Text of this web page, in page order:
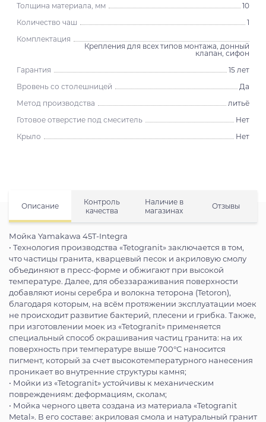
Толщина материала, мм
10
Количество чаш
1
Комплектация
Крепления для всех типов монтажа, донный
клапан, сифон
Гарантия
15 лет
Вровень со столешницей
Да
Метод производства
литьё
Готовое отверстие под смеситель
Нет
Крыло
Нет
Описание
Контроль
качества
Наличие в
магазинах
Отзывы
Мойка Yamakawa 45T-Integra
• Технология производства «Tetogranit» заключается в том,
что частицы гранита, кварцевый песок и акриловую смолу
объединяют в пресс-форме и обжигают при высокой
температуре. Далее, для обеззараживания поверхности
добавляют ионы серебра и волокна теторона (Tetoron),
благодаря которым, на всём протяжении эксплуатации моек
не происходит развитие бактерий, плесени и грибка. Также,
при изготовлении моек из «Tetogranit» применяется
специальный способ окрашивания частиц гранита: на их
поверхность при температуре выше 700°С наносится
пигмент, который за счет высокотемпературного нанесения
проникает во внутренние структуры камня;
• Мойки из «Tetogranit» устойчивы к механическим
повреждениям: деформациям, сколам;
• Мойка черного цвета создана из материала «Tetogranit
Metal». В его составе: акриловая смола и натуральный гранит